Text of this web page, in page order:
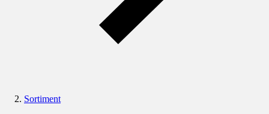
Sortiment